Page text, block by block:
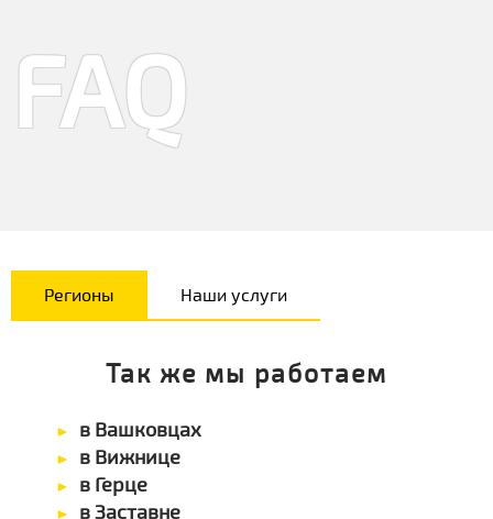
FAQ
Регионы Наши услуги
Так же мы работаем
в Вашковцах
в Вижнице
в Герце
в Заставне